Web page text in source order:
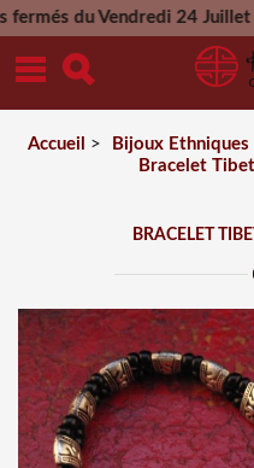
du Vendredi 24 Juillet
Accueil > Bijoux Ethniques
Bracelet
BRACELET